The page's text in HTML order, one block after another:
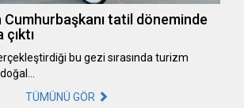
tatil döneminde
bu gezi sırasında turizm
TÜMÜNÜ GÖR